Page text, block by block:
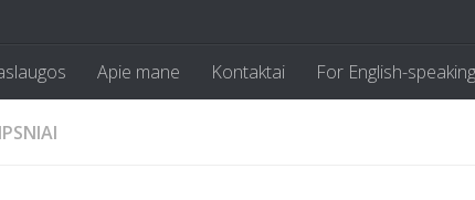
Apie mane Kontaktai For English-